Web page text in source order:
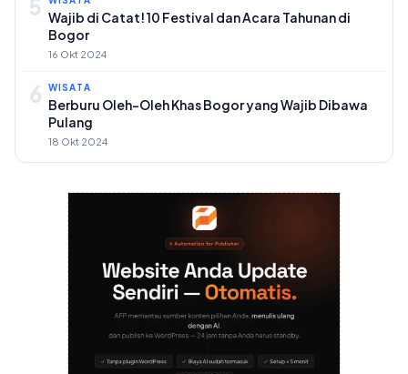
5 Wajib di Catat! 10 Festival dan Acara Tahunan di
Bogor
16 Okt 2024
6 WISATA
Berburu Oleh-Oleh Khas Bogor yang Wajib Dibawa
Pulang
18 Okt 2024